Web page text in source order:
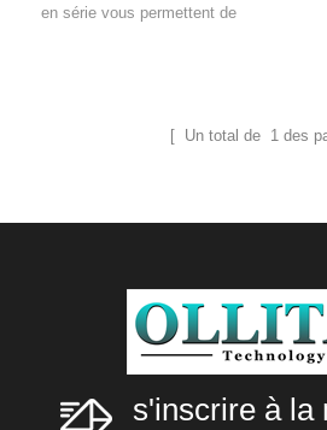
acier inoxydable
en série vous permettent de
et la même vitesse d'agitation
[ Un total de 1 des
s'inscrire à la